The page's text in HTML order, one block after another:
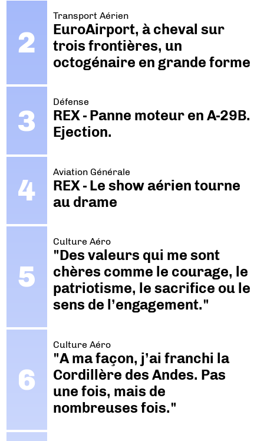
Transport Aérien
EuroAirport, à cheval sur
trois frontières, un
octogénaire en grande forme
Défense
REX - Panne moteur en A-29B.
Ejection.
Aviation Générale
REX - Le show aérien tourne
au drame
Culture Aéro
"Des valeurs qui me sont
chères comme le courage, le
patriotisme, le sacrifice ou le
sens de l’engagement."
Culture Aéro
"A ma façon, j’ai franchi la
Cordillère des Andes. Pas
une fois, mais de
nombreuses fois."